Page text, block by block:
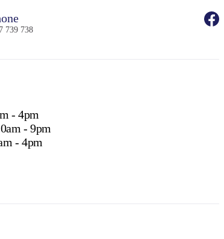
739 738
- 4pm
- 9pm
- 4pm